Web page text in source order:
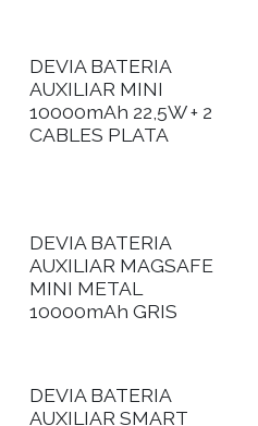
DEVIA BATERIA
AUXILIAR MINI
10000mAh 22,5W + 2
CABLES PLATA
DEVIA BATERIA
AUXILIAR MAGSAFE
MINI METAL
10000mAh GRIS
DEVIA BATERIA
AUXILIAR SMART